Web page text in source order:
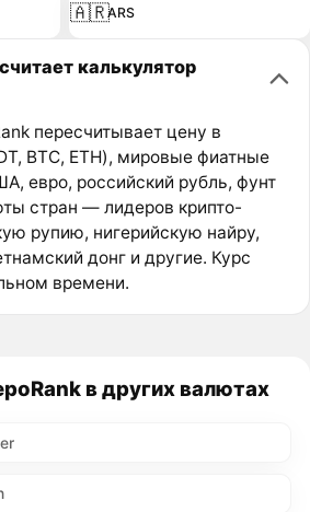
🇦🇷ARS
калькулятор
пересчитывает цену в
BTC, ETH), мировые фиатные
евро, российский рубль, фунт
стран — лидеров крипто-
рупию, нигерийскую найру,
донг и другие. Курс
времени.
в других валютах